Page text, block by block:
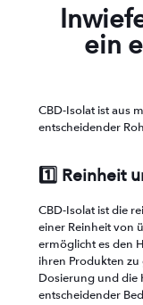
ein
CBD-Isolat ist aus
entscheidender
1️⃣ Reinheit
CBD-Isolat ist die
einer Reinheit von
ermöglicht es den
ihren Produkten
Dosierung und die
entscheidender